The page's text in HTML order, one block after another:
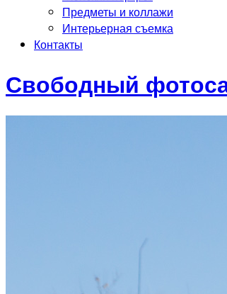
Предметы и коллажи
Интерьерная съемка
Контакты
Свободный